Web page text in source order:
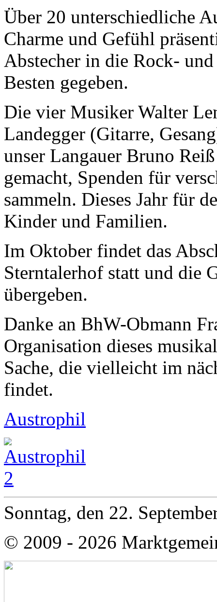
Über 20 unterschiedliche
Charme und Gefühl
Abstecher in die Rock-
Besten gegeben.
Die vier Musiker Walter
Landegger (Gitarre,
unser Langauer Bruno
gemacht, Spenden für
sammeln. Dieses Jahr für
Kinder und Familien.
Im Oktober findet das
Sterntalerhof statt und die
übergeben.
Danke an BhW-Obmann
Organisation dieses
Sache, die vielleicht im
findet.
Austrophil
Sonntag, den 22.
© 2009 - 2026